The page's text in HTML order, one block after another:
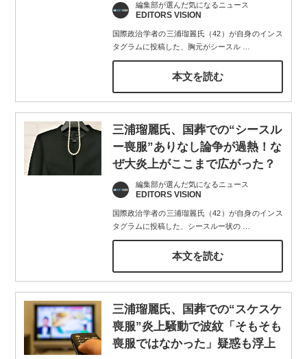
編集部が選んだ気になるニュース
EDITORS VISION
国際政治学者の三浦瑠麗氏（42）が自身のインス
タグラムに投稿した、胸元がシースル…
本文を読む
三浦瑠麗氏、国葬での“シースル
ー喪服”ありなし論争が過熱！な
ぜ大炎上がここまで広がった？
編集部が選んだ気になるニュース
EDITORS VISION
国際政治学者の三浦瑠麗氏（42）が自身のインス
タグラムに投稿した、シースルー状の…
本文を読む
三浦瑠麗氏、国葬での“スケスケ
喪服”炎上騒動で波紋「そもそも
喪服ではなかった」疑惑も浮上